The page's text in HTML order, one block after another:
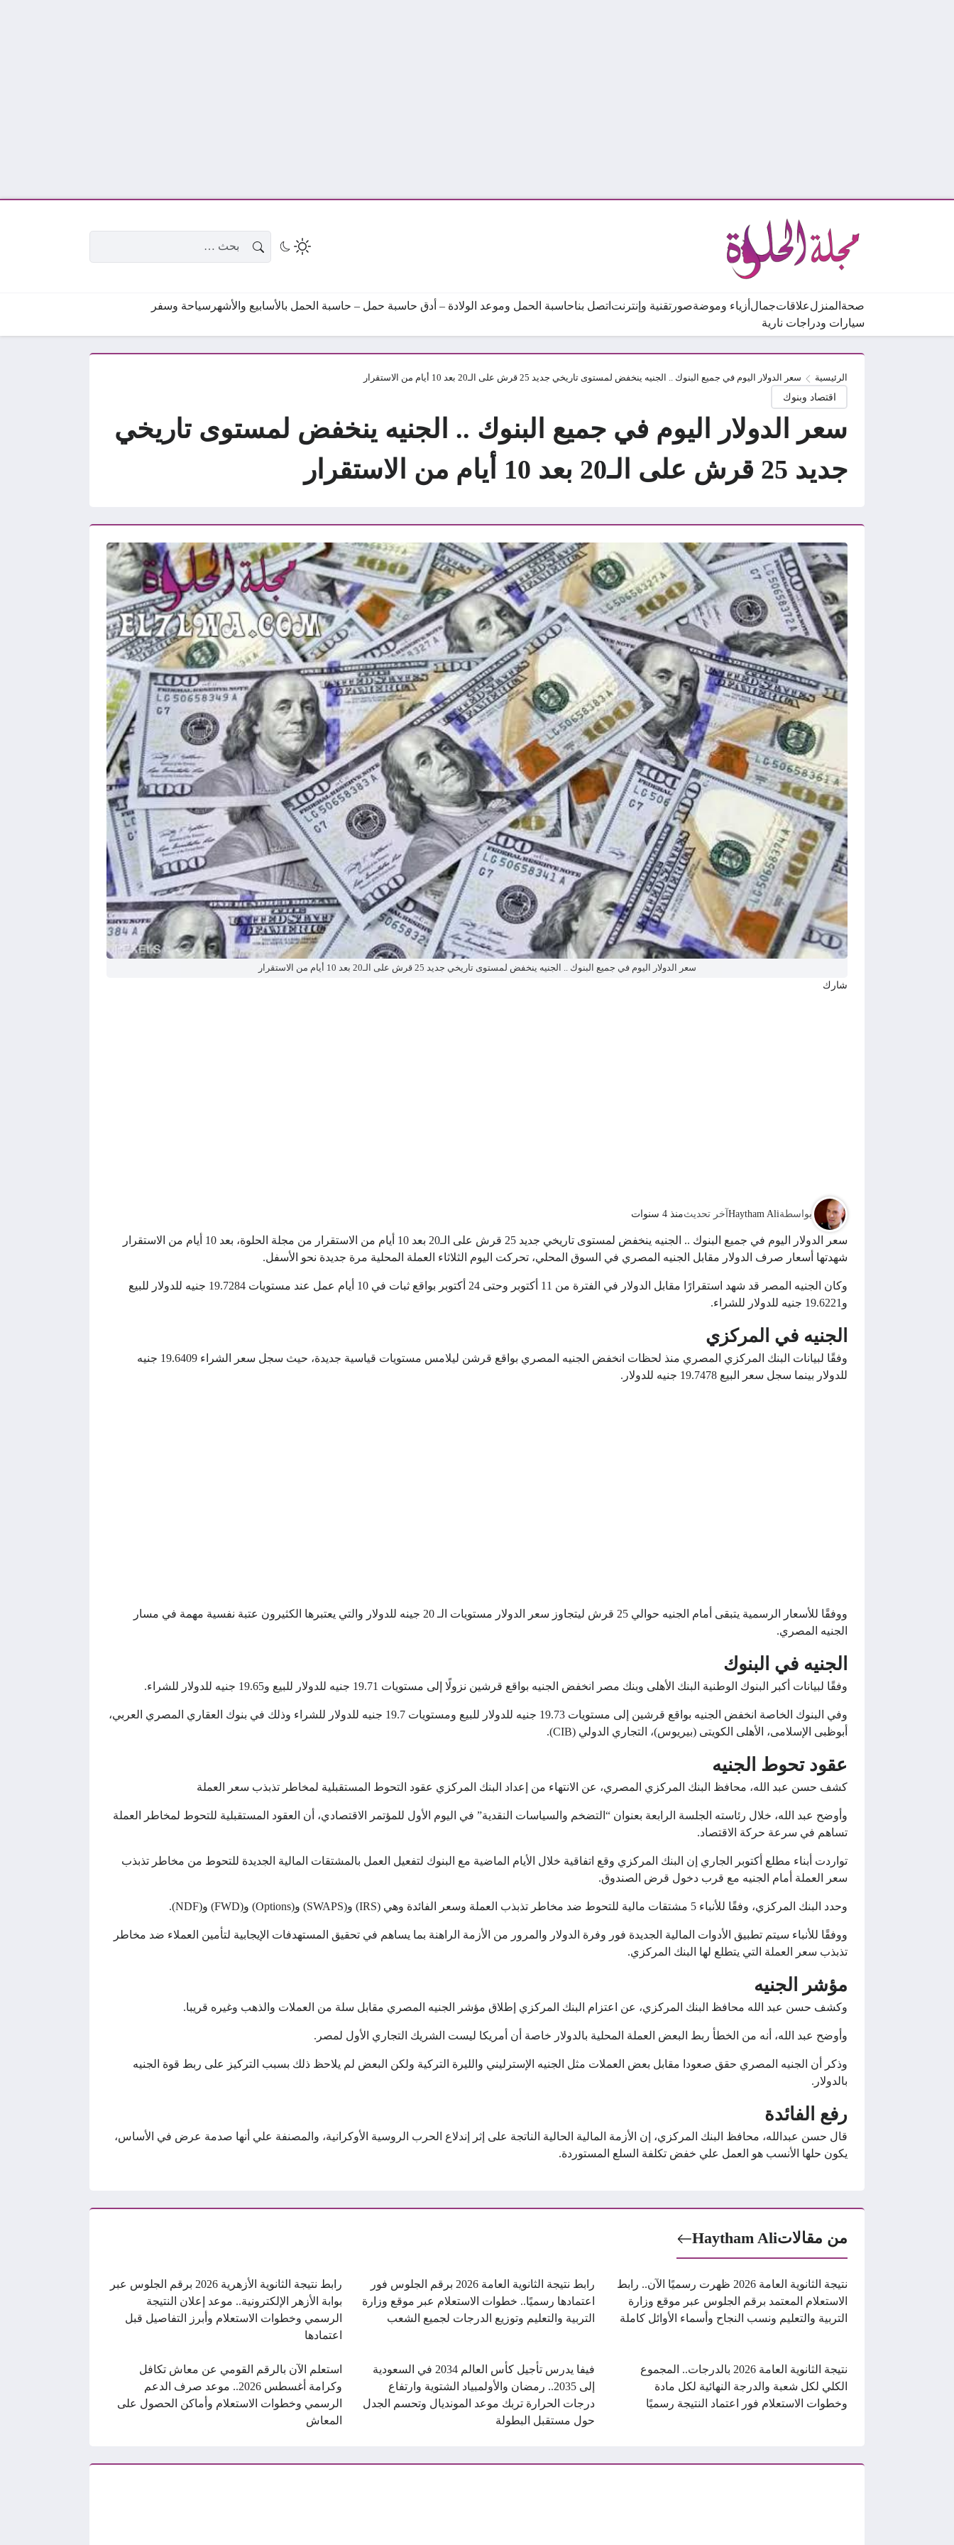
صحة المنزلعلاقاتجمال أزياء وموضةصور تقنية وإنترنت اتصل بناحاسبة الحمل وموعد الولادة – أدق حاسبة حمل – حاسبة الحمل بالأسابيع والأشهر سياحة وسفر
سيارات ودراجات نارية
الرئيسية سعر الدولار اليوم في جميع البنوك .. الجنيه ينخفض لمستوى تاريخي جديد 25 قرش على الـ20 بعد 10 أيام من الاستقرار
اقتصاد وبنوك
سعر الدولار اليوم في جميع البنوك .. الجنيه ينخفض لمستوى تاريخي
جديد 25 قرش على الـ20 بعد 10 أيام من الاستقرار
سعر الدولار اليوم في جميع البنوك .. الجنيه ينخفض لمستوى تاريخي جديد 25 قرش على الـ20 بعد 10 أيام من الاستقرار
شارك
بواسطةHaytham Aliآخر تحديثمنذ 4 سنوات
سعر الدولار اليوم في جميع البنوك .. الجنيه ينخفض لمستوى تاريخي جديد 25 قرش على الـ20 بعد 10 أيام من الاستقرار من مجلة الحلوة، بعد 10 أيام من الاستقرار
شهدتها أسعار صرف الدولار مقابل الجنيه المصري في السوق المحلي، تحركت اليوم الثلاثاء العملة المحلية مرة جديدة نحو الأسفل.
وكان الجنيه المصر قد شهد استقرارًا مقابل الدولار في الفترة من 11 أكتوبر وحتى 24 أكتوبر بواقع ثبات في 10 أيام عمل عند مستويات 19.7284 جنيه للدولار للبيع
و19.6221 جنيه للدولار للشراء.
الجنيه في المركزي
وفقًا لبيانات البنك المركزي المصري منذ لحظات انخفض الجنيه المصري بواقع قرشن ليلامس مستويات قياسية جديدة، حيث سجل سعر الشراء 19.6409 جنيه
للدولار بينما سجل سعر البيع 19.7478 جنيه للدولار.
ووفقًا للأسعار الرسمية يتبقى أمام الجنيه حوالي 25 قرش ليتجاوز سعر الدولار مستويات الـ 20 جينه للدولار والتي يعتبرها الكثيرون عتبة نفسية مهمة في مسار
الجنيه المصري.
الجنيه في البنوك
وفقًا لبيانات أكبر البنوك الوطنية البنك الأهلى وبنك مصر انخفض الجنيه بواقع قرشين نزولًا إلى مستويات 19.71 جنيه للدولار للبيع و19.65 جنيه للدولار للشراء.
وفي البنوك الخاصة انخفض الجنيه بواقع قرشين إلى مستويات 19.73 جنيه للدولار للبيع ومستويات 19.7 جنيه للدولار للشراء وذلك في بنوك العقاري المصري العربي،
أبوظبى الإسلامى، الأهلى الكويتى (بيريوس)، التجاري الدولي (CIB).
عقود تحوط الجنيه
كشف حسن عبد الله، محافظ البنك المركزي المصري، عن الانتهاء من إعداد البنك المركزي عقود التحوط المستقبلية لمخاطر تذبذب سعر العملة
وأوضح عبد الله، خلال رئاسته الجلسة الرابعة بعنوان “التضخم والسياسات النقدية” في اليوم الأول للمؤتمر الاقتصادي، أن العقود المستقبلية للتحوط لمخاطر العملة
تساهم في سرعة حركة الاقتصاد.
تواردت أبناء مطلع أكتوبر الجاري إن البنك المركزي وقع اتفاقية خلال الأيام الماضية مع البنوك لتفعيل العمل بالمشتقات المالية الجديدة للتحوط من مخاطر تذبذب
سعر العملة أمام الجنيه مع قرب دخول قرض الصندوق.
وحدد البنك المركزي، وفقًا للأنباء 5 مشتقات مالية للتحوط ضد مخاطر تذبذب العملة وسعر الفائدة وهي (IRS) و(SWAPS) و(Options) و(FWD) و(NDF).
ووفقًا للأنباء سيتم تطبيق الأدوات المالية الجديدة فور وفرة الدولار والمرور من الأزمة الراهنة بما يساهم في تحقيق المستهدفات الإيجابية لتأمين العملاء ضد مخاطر
تذبذب سعر العملة التي يتطلع لها البنك المركزي.
مؤشر الجنيه
وكشف حسن عبد الله محافظ البنك المركزي، عن اعتزام البنك المركزي إطلاق مؤشر الجنيه المصري مقابل سلة من العملات والذهب وغيره قريبا.
وأوضح عبد الله، أنه من الخطأ ربط البعض العملة المحلية بالدولار خاصة أن أمريكا ليست الشريك التجاري الأول لمصر.
وذكر أن الجنيه المصري حقق صعودا مقابل بعض العملات مثل الجنيه الإسترليني والليرة التركية ولكن البعض لم يلاحظ ذلك بسبب التركيز على ربط قوة الجنيه
بالدولار.
رفع الفائدة
قال حسن عبدالله، محافظ البنك المركزي، إن الأزمة المالية الحالية الناتجة على إثر إندلاع الحرب الروسية الأوكرانية، والمصنفة علي أنها صدمة عرض في الأساس،
يكون حلها الأنسب هو العمل علي خفض تكلفة السلع المستوردة.
من مقالاتHaytham Ali
نتيجة الثانوية العامة 2026 ظهرت رسميًا الآن.. رابط
الاستعلام المعتمد برقم الجلوس عبر موقع وزارة
التربية والتعليم ونسب النجاح وأسماء الأوائل كاملة
رابط نتيجة الثانوية العامة 2026 برقم الجلوس فور
اعتمادها رسميًا.. خطوات الاستعلام عبر موقع وزارة
التربية والتعليم وتوزيع الدرجات لجميع الشعب
رابط نتيجة الثانوية الأزهرية 2026 برقم الجلوس عبر
بوابة الأزهر الإلكترونية.. موعد إعلان النتيجة
الرسمي وخطوات الاستعلام وأبرز التفاصيل قبل
اعتمادها
نتيجة الثانوية العامة 2026 بالدرجات.. المجموع
الكلي لكل شعبة والدرجة النهائية لكل مادة
وخطوات الاستعلام فور اعتماد النتيجة رسميًا
فيفا يدرس تأجيل كأس العالم 2034 في السعودية
إلى 2035.. رمضان والأولمبياد الشتوية وارتفاع
درجات الحرارة تربك موعد المونديال وتحسم الجدل
حول مستقبل البطولة
استعلم الآن بالرقم القومي عن معاش تكافل
وكرامة أغسطس 2026.. موعد صرف الدعم
الرسمي وخطوات الاستعلام وأماكن الحصول على
المعاش